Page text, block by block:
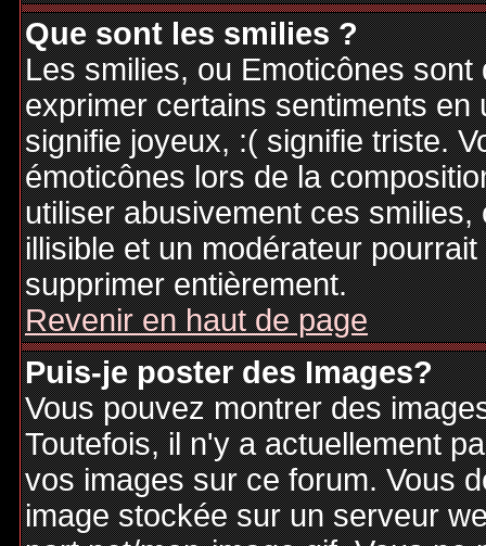
Que sont les smilies ?
Les smilies, ou Emoticônes
exprimer certains sentiments
signifie joyeux, :( signifie triste.
émoticônes lors de la
utiliser abusivement ces
illisible et un modérateur
supprimer entièrement.
Revenir en haut de page
Puis-je poster des Images?
Vous pouvez montrer des
Toutefois, il n'y a actuellement
vos images sur ce forum. Vous
image stockée sur un serveur